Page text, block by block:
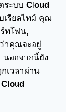
ระบบ Cloud
เรียลไทม์ คุณ
ทโฟน,
าคุณจะอยู่
นอกจากนี้ยัง
เวลาผ่าน
Cloud